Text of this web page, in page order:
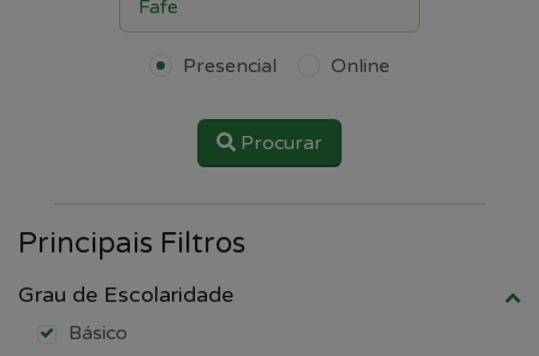
Presencial Online
Procurar
Principais Filtros
Grau de Escolaridade
Básico